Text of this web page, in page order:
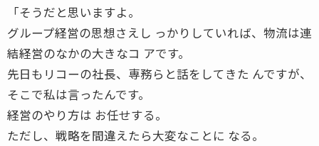
「そうだと思いますよ。
グループ経営の思想さえし っかりしていれば、物流は連
結経営のなかの大きなコ アです。
先日もリコーの社長、専務らと話をしてきた んですが、
そこで私は言ったんです。
経営のやり方は お任せする。
ただし、戦略を間違えたら大変なことに なる。